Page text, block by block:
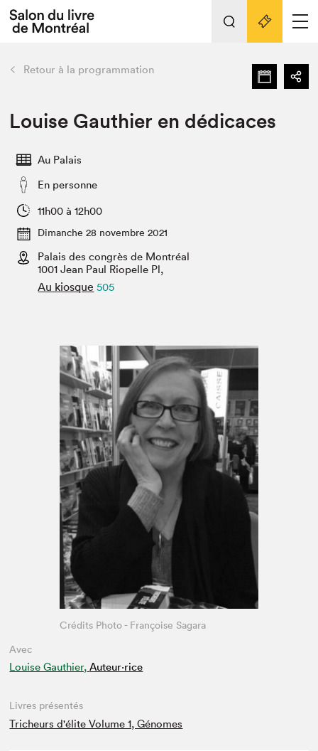
Espace médias
Espace exposant⋅e⋅s
Espace pro
Tout sur l'édition 2022
Actualités
Vidéos et Balados
Club de lecture Braindate
retour Nos activités
Édition 2022
Planifier sa visite
Projets partenaires 2022
Archives
Liens pratiques
Retour à la programmation
Louise Gauthier en dédicaces
Au Palais
En personne
11h00 à 12h00
Dimanche 28 novembre 2021
Palais des congrès de Montréal
1001 Jean Paul Riopelle Pl,
Au kiosque 505
Avec
Louise Gauthier, Auteur·rice
Crédits Photo - Françoise Sagara
Livres présentés
Tricheurs d'élite Volume 1, Génomes